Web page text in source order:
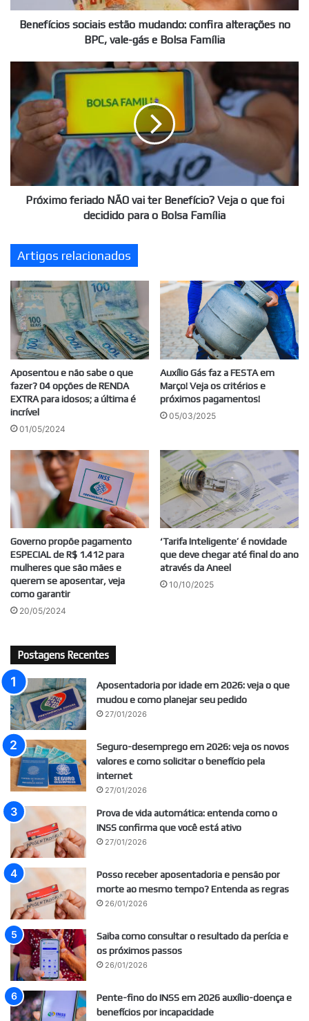
vale-
gás
Família
Benefícios sociais estão mudando: confira alterações no
BPC, vale-gás e Bolsa Família
Próximo
NÃO
vai
ter
Benefício?
Veja
o
que
o
Bolsa
Próximo feriado NÃO vai ter Benefício? Veja o que foi
decidido para o Bolsa Família
Artigos relacionados
Aposentou e não sabe o que
fazer? 04 opções de RENDA
EXTRA para idosos; a última é
incrível
01/05/2024
Auxílio Gás faz a FESTA em
Março! Veja os critérios e
próximos pagamentos!
05/03/2025
Governo propõe pagamento
ESPECIAL de R$ 1.412 para
mulheres que são mães e
querem se aposentar, veja
como garantir
20/05/2024
‘Tarifa Inteligente’ é novidade
que deve chegar até final do ano
através da Aneel
10/10/2025
Postagens Recentes
Aposentadoria por idade em 2026: veja o que
mudou e como planejar seu pedido
27/01/2026
Seguro-desemprego em 2026: veja os novos
valores e como solicitar o benefício pela
internet
27/01/2026
Prova de vida automática: entenda como o
INSS confirma que você está ativo
27/01/2026
Posso receber aposentadoria e pensão por
morte ao mesmo tempo? Entenda as regras
26/01/2026
Saiba como consultar o resultado da perícia e
os próximos passos
26/01/2026
Pente-fino do INSS em 2026 auxílio-doença e
benefícios por incapacidade